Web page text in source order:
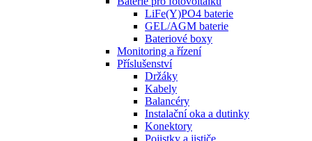
LiFe(Y)PO4 baterie
GEL/AGM baterie
Bateriové boxy
Monitoring a řízení
Příslušenství
Držáky
Kabely
Balancéry
Instalační oka a dutinky
Konektory